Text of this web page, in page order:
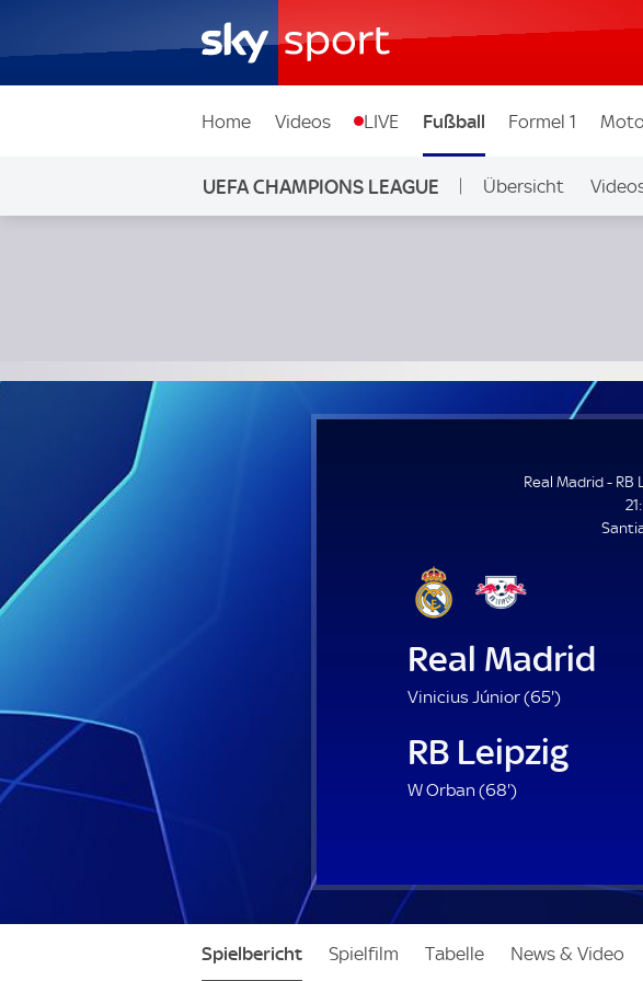
Home Videos LIVE Fußball Formel 1
UEFA CHAMPIONS LEAGUE Übersicht
Real Madrid - RB Leipzig; UEFA Champions League Achtelfinale
Real Madrid - RB
Real Madrid
Vinicius Júnior (65'6
.
m
e
)
RB Leipzig
W Orban (68'6
i
t
)
Spielbericht Spielfilm Tabelle News & Video